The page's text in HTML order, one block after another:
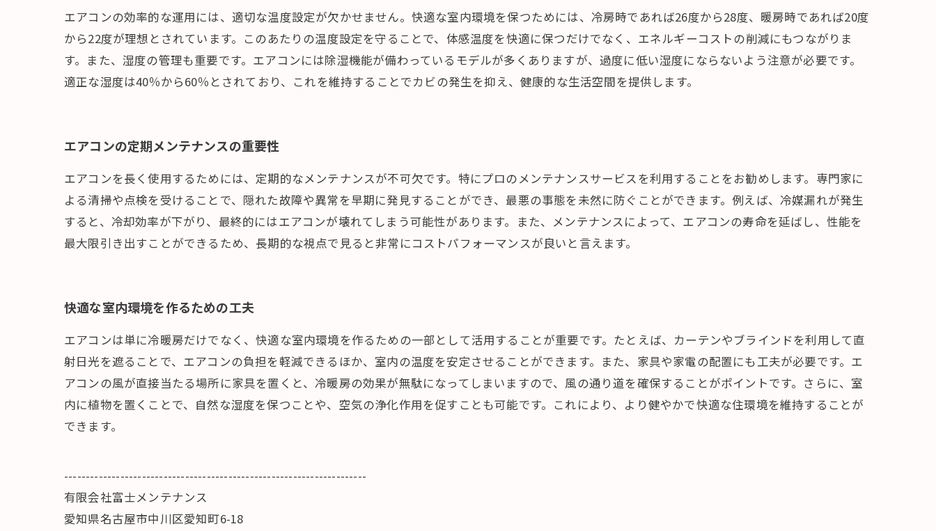
エアコンの効率的な運用には、適切な温度設定が欠かせません。快適な室内環境を保つためには、冷房時であれば26度から28度、暖房時であれば20度
から22度が理想とされています。このあたりの温度設定を守ることで、体感温度を快適に保つだけでなく、エネルギーコストの削減にもつながりま
す。また、湿度の管理も重要です。エアコンには除湿機能が備わっているモデルが多くありますが、過度に低い湿度にならないよう注意が必要です。
適正な湿度は40％から60％とされており、これを維持することでカビの発生を抑え、健康的な生活空間を提供します。
エアコンの定期メンテナンスの重要性
エアコンを長く使用するためには、定期的なメンテナンスが不可欠です。特にプロのメンテナンスサービスを利用することをお勧めします。専門家に
よる清掃や点検を受けることで、隠れた故障や異常を早期に発見することができ、最悪の事態を未然に防ぐことができます。例えば、冷媒漏れが発生
すると、冷却効率が下がり、最終的にはエアコンが壊れてしまう可能性があります。また、メンテナンスによって、エアコンの寿命を延ばし、性能を
最大限引き出すことができるため、長期的な視点で見ると非常にコストパフォーマンスが良いと言えます。
快適な室内環境を作るための工夫
エアコンは単に冷暖房だけでなく、快適な室内環境を作るための一部として活用することが重要です。たとえば、カーテンやブラインドを利用して直
射日光を遮ることで、エアコンの負担を軽減できるほか、室内の温度を安定させることができます。また、家具や家電の配置にも工夫が必要です。エ
アコンの風が直接当たる場所に家具を置くと、冷暖房の効果が無駄になってしまいますので、風の通り道を確保することがポイントです。さらに、室
内に植物を置くことで、自然な湿度を保つことや、空気の浄化作用を促すことも可能です。これにより、より健やかで快適な住環境を維持することが
できます。
----------------------------------------------------------------------
有限会社富士メンテナンス
愛知県名古屋市中川区愛知町6-18